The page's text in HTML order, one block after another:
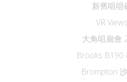
新舊咀咀
VR Views
大角咀廟會
Brooks B190
Brompton